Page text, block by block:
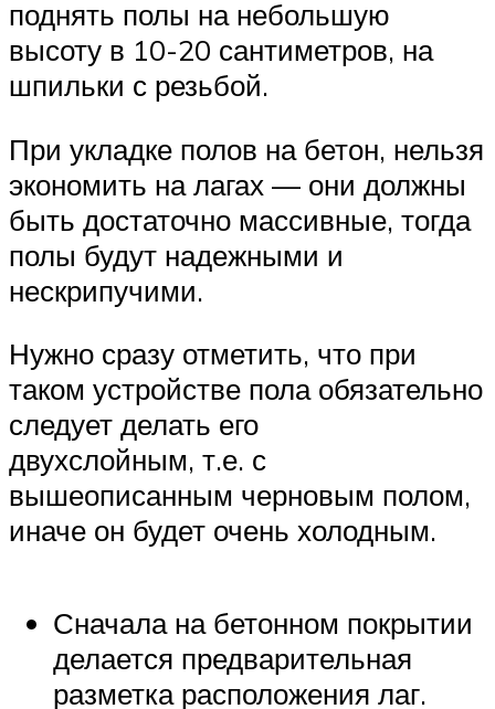
поднять полы на небольшую
высоту в 10-20 сантиметров, на
шпильки с резьбой.
При укладке полов на бетон, нельзя
экономить на лагах — они должны
быть достаточно массивные, тогда
полы будут надежными и
нескрипучими.
Нужно сразу отметить, что при
таком устройстве пола обязательно
следует делать его
двухслойным, т.е. с
вышеописанным черновым полом,
иначе он будет очень холодным.
Сначала на бетонном покрытии
делается предварительная
разметка расположения лаг.